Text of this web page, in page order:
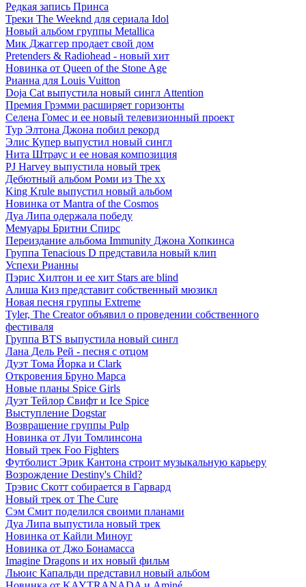
Редкая запись Принса
Треки The Weeknd для сериала Idol
Новый альбом группы Metallica
Мик Джаггер продает свой дом
Pretenders & Radiohead - новый хит
Новинка от Queen of the Stone Age
Рианна для Louis Vuitton
Doja Cat выпустила новый сингл Attention
Премия Грэмми расширяет горизонты
Селена Гомес и ее новый телевизионный проект
Тур Элтона Джона побил рекорд
Элис Купер выпустил новый сингл
Нита Штраус и ее новая композиция
PJ Harvey выпустила новый трек
Дебютный альбом Роми из The xx
King Krule выпустил новый альбом
Новинка от Mantra of the Cosmos
Дуа Липа одержала победу
Мемуары Бритни Спирс
Переиздание альбома Immunity Джона Хопкинса
Группа Tenacious D представила новый клип
Успехи Рианны
Пэрис Хилтон и ее хит Stars are blind
Алиша Киз представит собственный мюзикл
Новая песня группы Extreme
Tyler, The Creator объявил о проведении собственного
фестиваля
Группа BTS выпустила новый сингл
Лана Дель Рей - песня с отцом
Дуэт Тома Йорка и Clark
Откровения Бруно Марса
Новые планы Spice Girls
Дуэт Тейлор Свифт и Ice Spice
Выступление Dogstar
Возвращение группы Pulp
Новинка от Луи Томлинсона
Новый трек Foo Fighters
Футболист Эрик Кантона строит музыкальную карьеру
Возрождение Destiny's Child?
Трэвис Скотт собирается в Гарвард
Новый трек от The Cure
Сэм Смит поделился своими планами
Дуа Липа выпустила новый трек
Новинка от Кайли Миноуг
Новинка от Джо Бонамасса
Imagine Dragons и их новый фильм
Льюис Капальди представил новый альбом